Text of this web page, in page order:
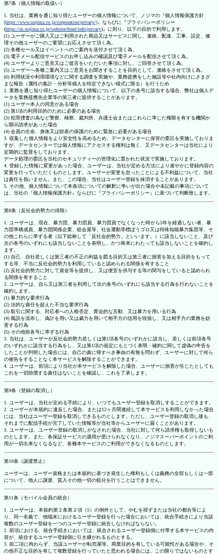
第7条（個人情報の取扱い）
1. 当社は、業務を通じ知り得たユーザーの個人情報について、ノジマの『個人情報保護方針
(https://www.nojima.co.jp/corporation/privacy/)』ならびに『プライバシーポリシー
(https://m.nojima.co.jp/website/front/info/privacy)』に則り、以下の目的で利用します。
(1) ユーザーがご購入又はご利用された商品又はサービスに関し、連絡、配達、工事、設定、修
理その他ユーザーのご要望にお応えさせて頂く為。
(2) 各種セール又はイベントへのご案内を送付させて頂く為。
(3) 電子メール配信サービスのお申し込みの確認及び電子メールを配信させて頂く為。
(4) ユーザーよりご意見又はご提言をいただいた事項に対し、ご回答させて頂く為。
(5) ユーザーへ各種ご案内又はご意見をお聞きすることを目的として、連絡をさせて頂く為。
(6) 利用状況や利用環境などに関する調査を実施や、業務提携をした施設等や社内向けにさまざ
まな報告（属性の集計・分析等個人を特定できない様式に限る）を行うため
2. 業務を通じ知り得たユーザーの個人情報について、以下の各号に該当する場合、弊社は個人デ
ータを業務提携先企業等の第三者に提供することがあります。
(1) ユーザー本人の同意がある場合
(2) 第1項の利用目的のために必要のある場合
(3) 犯罪捜査の為など警察、検察、裁判所、弁護士会またはこれらに準じた権限を有する機関か
ら開示請求があった場合
(4) 会員の生命、身体又は財産の保護のために緊急に必要がある場合
3. 収集した個人情報をより安全性を高めるため、データセンターに保管の委託を実施しておりま
すが、データセンターでは個人情報にアクセスする権利は無く、又データセンターは当社により
定期的に監督をしております。
データ処理の委託を当社のセキュリティーの管理化に置かれた状況で実施しております。
4. 登録した情報に変更があった場合、ユーザーは、当社が定める方法により速やかに登録内容の
変更を行っていただくものとします。ユーザーが変更を怠ったことによる不利益について、当社
は責任を負いません。また、この場合、当社はユーザー登録を抹消することがあります。
5. その他、個人情報について本条項についての解釈に争いが出た場合や未記載の事項について
は、当社の『個人情報保護方針』ならびに『プライバシーポリシー』に基づいて判断致します。
第8条（反社会的勢力の排除）
1. ユーザーは、現在、暴力団、暴力団員、暴力団員でなくなった時から5年を経過しない者、暴
力団準構成員、暴力団関係企業、総会屋等、社会運動等標ぼうゴロ又は特殊知能暴力集団等、そ
の他これらに準ずる者（以下総称して「反社会的勢力」といいます。）に該当しないこと、及び
次の各号のいずれにも該当しないことを表明し、かつ将来にわたっても該当しないことを確約し
ます。
(1) 自己、自社若しくは第三者の不正の利益を図る目的又は第三者に損害を加える目的をもって
する等、不当に反社会的勢力を利用していると認められる関係を有すること
(2) 反社会的勢力に対して資金等を提供し、又は便宜を供与する等の関与をしていると認められ
る関係を有すること
2. ユーザーは、自ら又は第三者を利用して次の各号のいずれにも該当する行為を行わないことを
確約します。
(1) 暴力的な要求行為
(2) 法的な責任を超えた不当な要求行為
(3) 取引に関する、対応者への人格否定、脅迫的な言動、又は暴力を用いる行為
(4) 風説を流布し、偽計を用い又は威力を用いて相手方の信用を毀損し、又は相手方の業務を妨
害する行為
(5) その他前各号に準ずる行為
3. 当社は、ユーザーが反社会的勢力若しくは第1項各号のいずれかに該当し、若しくは前項各号
のいずれかに該当する行為をし、又は第1項の規定にもとづく表明・確約に関して虚偽の申告を
したことが判明した場合には、自己の責に帰すべき事由の有無を問わず、ユーザーに対して何ら
の催告をすることなく本サービスを解除することができます。
4. ユーザーは、前項により当社が本サービスを解除した場合、ユーザーに損害が生じたとしても
これを一切賠償する責任はないことを確認し、これを了承します。
第9条（登録の取消し）
1. ユーザーは、当社が定める手続により、いつでもユーザー登録を取消しすることができます。
2. ユーザーが本規約に違反した場合、または12ヶ月間連続して本サービスを利用しなかった場合
には、当社はユーザー登録を取消しできるものとします。ただし、ユーザー登録の取消し後も、
それまでに配信手続が完了していた情報等が当社等からユーザーに届くことがあります。
3. ユーザーは、ユーザー登録の取消しがなされた場合、当社に対して何ら請求権も取得しないも
のとします。また、各保証サービスの適用が受けられなくなり、ノジマスーパーポイントのご利
用が一切出来なくなるなど、各種本サービスのご利用ができなくなるものとします。
第10条（譲渡禁止）
ユーザーは、ユーザー資格または本規約に基づき発生した権利もしくは義務の全部もしくは一部
について、他人に譲渡、質入その他一切の処分を行うことはできません。
第11条（モバイル会員の統合）
1. ユーザーは、本規約第２条第２項（5）の例外として、やむを得ずまたは当社の都合等によ
り、同一名義で、他端末におけるユーザー登録を行った場合においては、統合手続きにより当該
複数のユーザー登録を一つのユーザー登録に統合しなければならない。
2. 前項における、統合手続きにおいては、統合されるユーザー登録側に付帯する本サービスの内
容が、統合するユーザー登録側に引き継がれるものとする。
3. 前二項に拘わらず、当該ユーザーが転売屋等、商業目的を有している可能性がある場合や、そ
の他不正な目的を有して複数登録を行っていたと思われる場合には、この限りではないものとす